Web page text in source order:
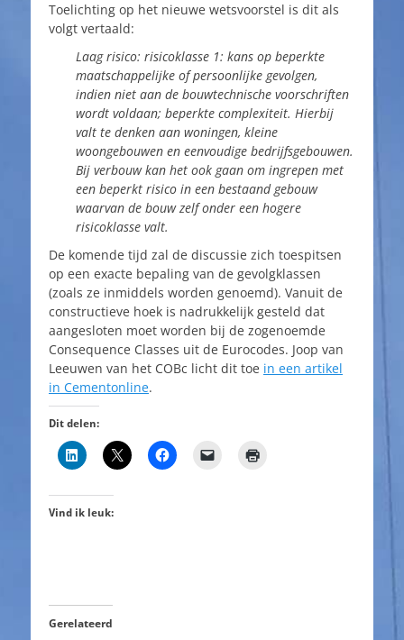
Toelichting op het nieuwe wetsvoorstel is dit als
volgt vertaald:
Laag risico: risicoklasse 1: kans op beperkte
maatschappelijke of persoonlijke gevolgen,
indien niet aan de bouwtechnische voorschriften
wordt voldaan; beperkte complexiteit. Hierbij
valt te denken aan woningen, kleine
woongebouwen en eenvoudige bedrijfsgebouwen.
Bij verbouw kan het ook gaan om ingrepen met
een beperkt risico in een bestaand gebouw
waarvan de bouw zelf onder een hogere
risicoklasse valt.
De komende tijd zal de discussie zich toespitsen
op een exacte bepaling van de gevolgklassen
(zoals ze inmiddels worden genoemd). Vanuit de
constructieve hoek is nadrukkelijk gesteld dat
aangesloten moet worden bij de zogenoemde
Consequence Classes uit de Eurocodes. Joop van
Leeuwen van het COBc licht dit toe in een artikel
in Cementonline.
Dit delen:
Vind ik leuk:
Gerelateerd